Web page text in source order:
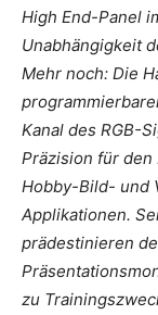
High End-Panel
Unabhängigkeit
Mehr noch: Die
Kanal des RGB-
Präzision für
Hobby-Bild- und
Applikationen.
prädestinieren
zu